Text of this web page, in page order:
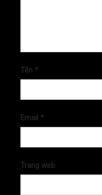
Tên *
Email *
Trang web